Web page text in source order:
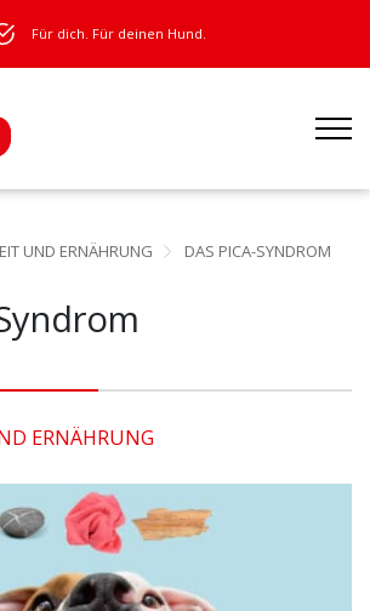
Für dich. Für deinen Hund.
UND ERNÄHRUNG DAS PICA-SYNDROM
ERNÄHRUNG